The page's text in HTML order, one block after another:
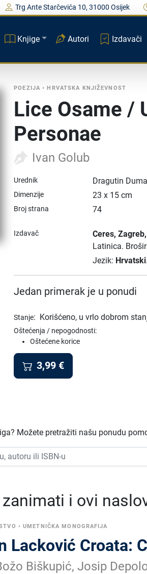
Trg Ante Starčevića 10, 31000 Osijek
Knjige Autori Izdavači
POEZIJA •HRVATSKA KNJIŽEVNOST
Lice Osame /
Personae
Ivan Golub
Urednik Dragutin
Dimenzije 23 x 15 cm
Broj strana 74
Izdavač Ceres, Zagreb
Latinica.
Jezik: Hrvatski.
Jedan primerak je u ponudi
Stanje: Korišćeno, u vrlo dobrom
Oštećenja / nepogodnosti:
Oštećene korice
3,99 €
Možete pretražiti našu ponudu
i ovi
•UMETNIČKA MONOGRAFIJA
Lacković Croata:
Biškupić, Josip